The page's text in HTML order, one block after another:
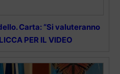
Carta: “Si valuteranno
PER IL VIDEO